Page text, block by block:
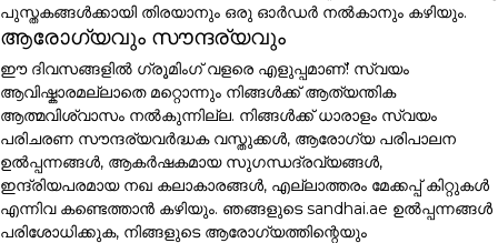
പുസ്തകങ്ങൾക്കായി തിരയാനും ഒരു ഓർഡർ നൽകാനും കഴിയും.
ആരോഗ്യവും സൗന്ദര്യവും
ഈ ദിവസങ്ങളിൽ ഗ്രൂമിംഗ് വളരെ എളുപ്പമാണ്! സ്വയം
ആവിഷ്കാരമല്ലാതെ മറ്റൊന്നും നിങ്ങൾക്ക് ആത്യന്തിക
ആത്മവിശ്വാസം നൽകുന്നില്ല. നിങ്ങൾക്ക് ധാരാളം സ്വയം
പരിചരണ സൗന്ദര്യവർദ്ധക വസ്തുക്കൾ, ആരോഗ്യ പരിപാലന
ഉൽപ്പന്നങ്ങൾ, ആകർഷകമായ സുഗന്ധദ്രവ്യങ്ങൾ,
ഇന്ദ്രിയപരമായ നഖ കലാകാരങ്ങൾ, എല്ലാത്തരം മേക്കപ്പ് കിറ്റുകൾ
എന്നിവ കണ്ടെത്താൻ കഴിയും. ഞങ്ങളുടെ sandhai.ae ഉൽപ്പന്നങ്ങൾ
പരിശോധിക്കുക, നിങ്ങളുടെ ആരോഗ്യത്തിന്റെയും